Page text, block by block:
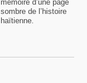
mémoire d’une page
sombre de l’histoire
haïtienne.